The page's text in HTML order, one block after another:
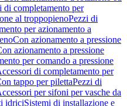
di completamento per
al troppopienoPezzi di
per azionamento a
Con azionamento a pressione
azionamento a pressione
per comando a pressione
di completamento per
tappo per pilettaPezzi di
per sifoni per vasche da
idriciSistemi di installazione e